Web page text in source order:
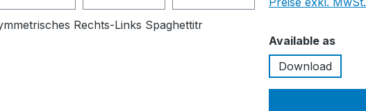
Available as
Download